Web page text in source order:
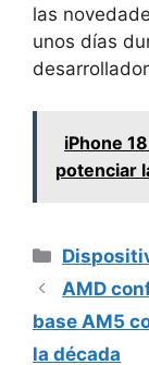
las
unos días
iPhone
potenciar
AMD
base AM5
la década